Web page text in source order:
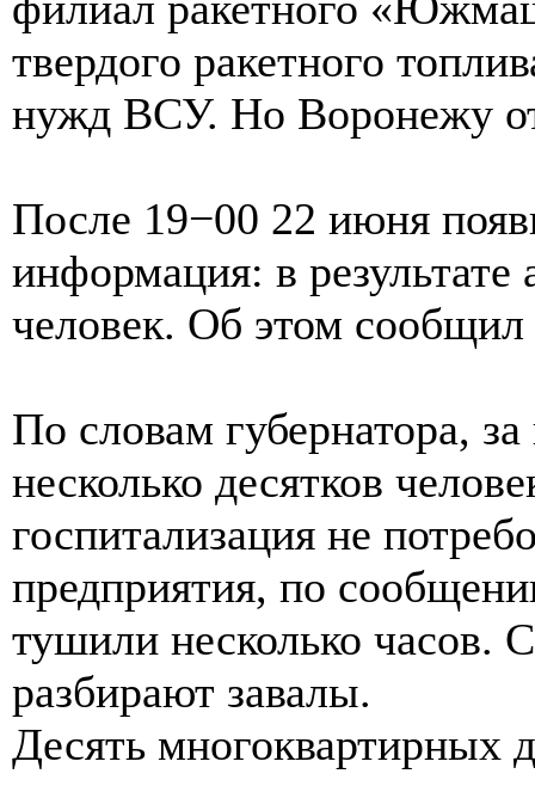
твердого ракетного
нужд ВСУ. Но Воронежу от
После 19−00 22 июня
информация: в
человек. Об этом сообщил
По словам губернатора,
несколько десятков
госпитализация не
предприятия, по
тушили несколько часов.
разбирают завалы.
Десять многоквартирных